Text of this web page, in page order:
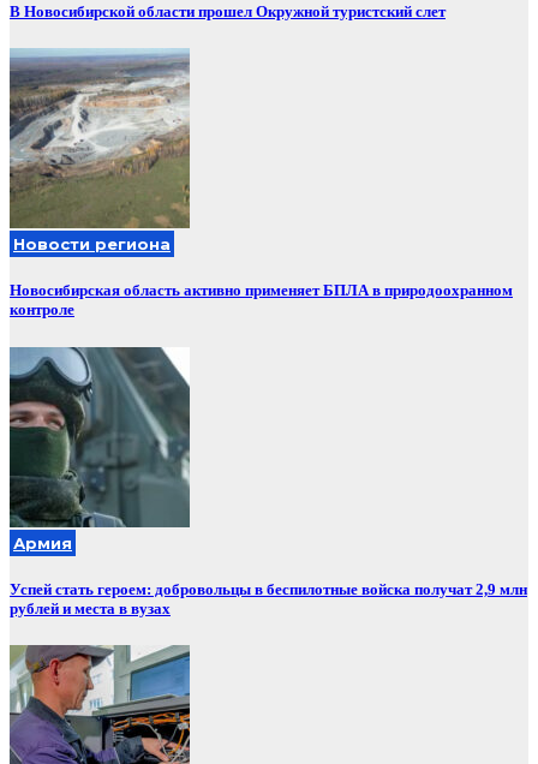
В Новосибирской области прошел Окружной туристский слет
Новости региона
Новосибирская область активно применяет БПЛА в природоохранном
контроле
Армия
Успей стать героем: добровольцы в беспилотные войска получат 2,9 млн
рублей и места в вузах